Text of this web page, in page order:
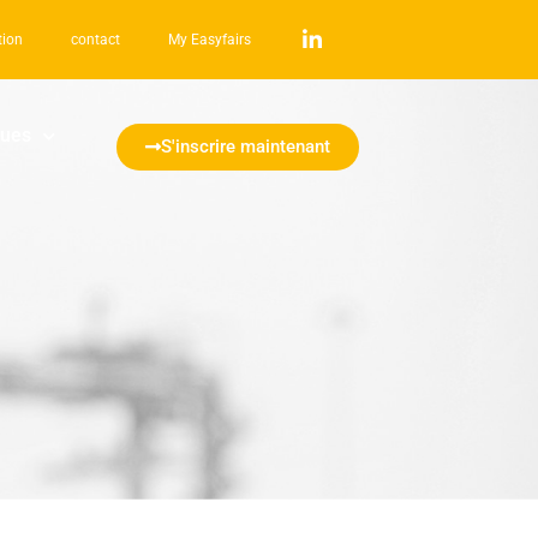
contact My Easyfairs
S'inscrire maintenant